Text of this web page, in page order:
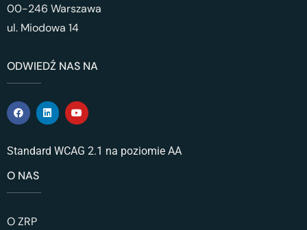
00-246 Warszawa
ul. Miodowa 14
ODWIEDŹ NAS NA
Standard WCAG 2.1 na poziomie AA
O NAS
O ZRP